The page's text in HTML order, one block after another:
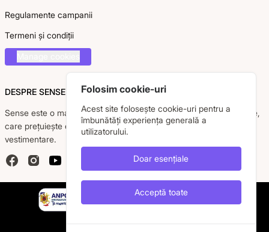
Regulamente campanii
Termeni și condiții
DESPRE SENSE
Sense este o marcă românească dedicată femeii moderne, active,
care prețuiește eleganța, confortul și calitatea pieselor
vestimentare.
FacebookInstagramYouTube
Folosim cookie-uri
Acest site folosește cookie-uri pentru a
îmbunătăți experiența generală a
utilizatorului.
Doar esențiale
Acceptă toate